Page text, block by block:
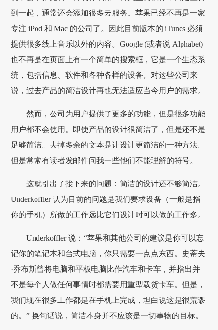
到一起，通常还会添加很多云服务。苹果已经不再是一家
专注 iPod 和 Mac 的公司了。因此目前版本的 iTunes 必须
提供很多线上音乐以外的内容。Google (或者说 Alphabet)
也不再是在页面上有一个简单的搜索框，它是一个生态系
统，包括信息、软件和各种各样的设备。对这些公司来
说，过去产品的简洁设计再也无法适应当今用户的需求。
然而，公司为用户提供了更多的功能，但是很多功能
用户都不会使用。即使产品的设计很简洁了，但是还不是
足够简洁。去掉多余的文本是让设计更简洁的一种方法。
但是常常有读者发邮件问我一些他们不能理解的符号。
这就引出了接下来的问题：简洁的设计还不够简洁。
Underkoffler 认为目前的问题是我们要求设备（一般是指
你的手机）所做的工作远比它们设计时可以做的工作多。
Underkoffler 说：“苹果和其他公司的建议是你可以忘
记你的笔记本和台式电脑，你只需要一点点东西。史蒂夫
·乔布斯曾将电脑和平板电脑比作汽车和卡车，并指出并
不是每个人做任何事情时都需要用重型载货卡车。但是，
我们现在很多工作都是在手机上完成，坦白说这是很荒谬
的。” 换句话说，简洁本身并不应该是一切事物的目标。